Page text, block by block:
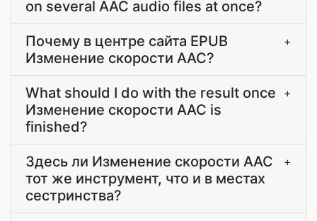
on several AAC audio files at once?
Почему в центре сайта EPUB
Изменение скорости AAC?
+
What should I do with the result once
Изменение скорости AAC is
finished?
+
Здесь ли Изменение скорости AAC
тот же инструмент, что и в местах
сестринства?
+